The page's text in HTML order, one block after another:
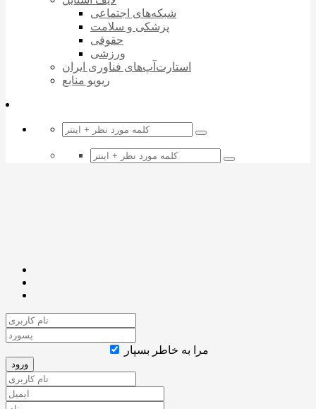
شبکه‌های اجتماعی
پزشکی و سلامت
حقوقی
ورزشی
استارت‌آپ‌های فناوری ایران
ریویو منابع
مرا به خاطر بسپار